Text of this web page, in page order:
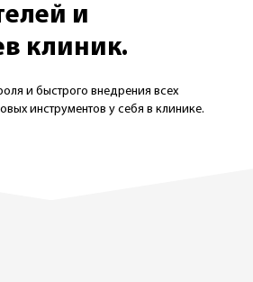
и
клиник.
и быстрого внедрения всех
инструментов у себя в клинике.